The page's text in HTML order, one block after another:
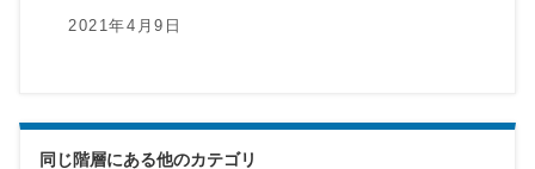
2021年4月9日
同じ階層にある他のカテゴリ